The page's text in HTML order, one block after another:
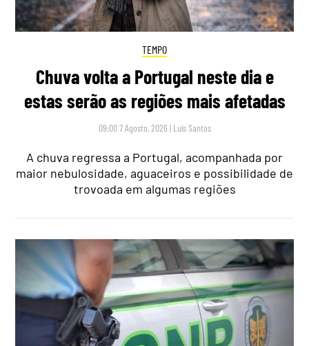
TEMPO
Chuva volta a Portugal neste dia e
estas serão as regiões mais afetadas
09:00 7 Agosto, 2026 | Luís Santos
A chuva regressa a Portugal, acompanhada por
maior nebulosidade, aguaceiros e possibilidade de
trovoada em algumas regiões